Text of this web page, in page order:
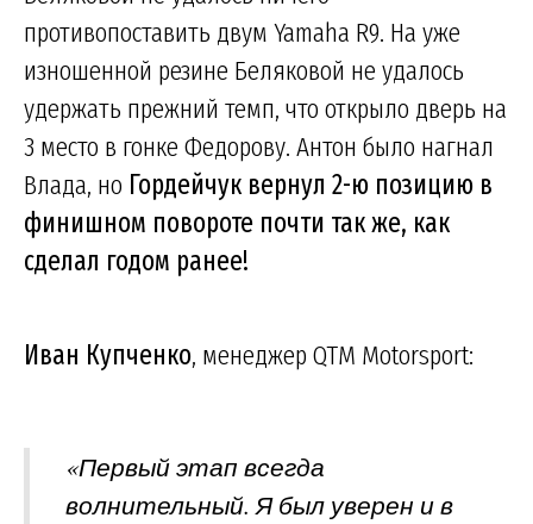
противопоставить двум Yamaha R9. На уже
изношенной резине Беляковой не удалось
удержать прежний темп, что открыло дверь на
3 место в гонке Федорову. Антон было нагнал
Влада, но Гордейчук вернул 2-ю позицию в
финишном повороте почти так же, как
сделал годом ранее!
Иван Купченко, менеджер QTM Motorsport:
«Первый этап всегда
волнительный. Я был уверен и в